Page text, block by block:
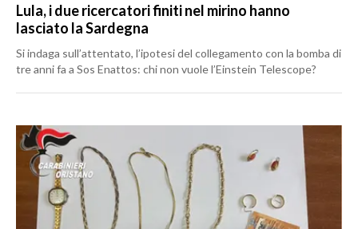
Lula, i due ricercatori finiti nel mirino hanno
lasciato la Sardegna
Si indaga sull’attentato, l’ipotesi del collegamento con la bomba di
tre anni fa a Sos Enattos: chi non vuole l’Einstein Telescope?